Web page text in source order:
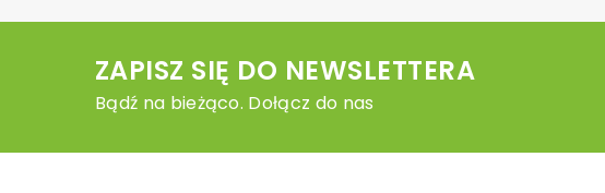
ZAPISZ SIĘ DO NEWSLETTERA
Bądź na bieżąco. Dołącz do nas